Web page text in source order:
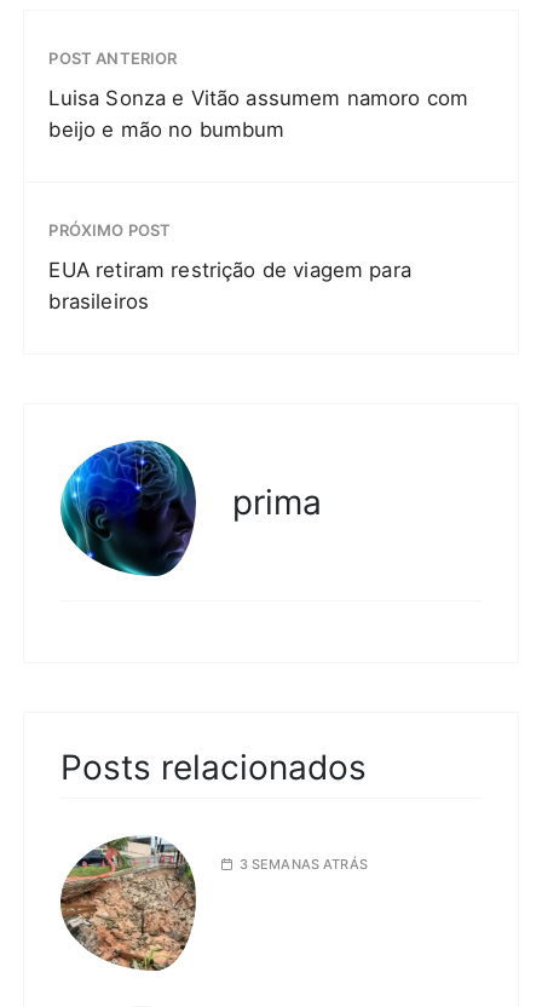
POST ANTERIOR
Luisa Sonza e Vitão assumem namoro com
beijo e mão no bumbum
PRÓXIMO POST
EUA retiram restrição de viagem para
brasileiros
prima
Posts relacionados
3 SEMANAS ATRÁS